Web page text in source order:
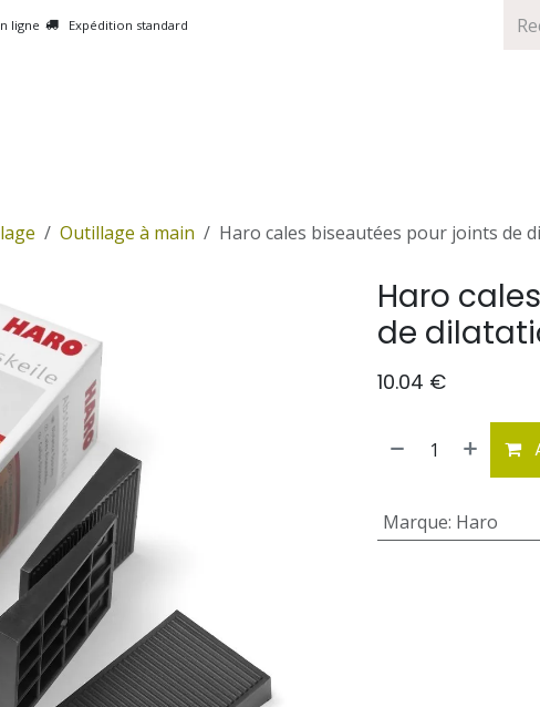
ligne Expédition standard
Outillage à main Haro cales biseautées pour joints de
Haro
de
10.04 €
Marque: Haro